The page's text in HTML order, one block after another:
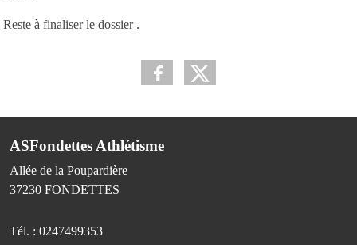
Reste à finaliser le dossier .
ASFondettes Athlétisme
Allée de la Poupardière
37230 FONDETTES
Tél. : 0247499353